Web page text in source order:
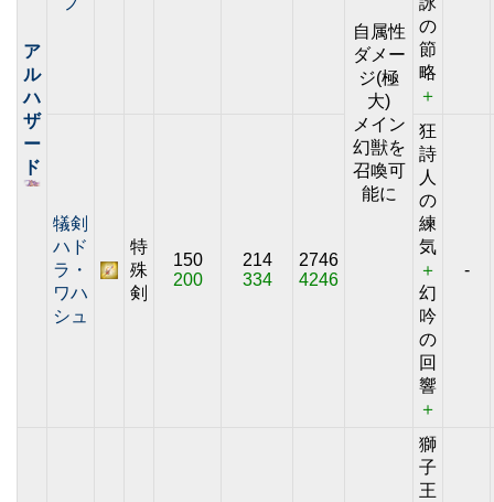
ア
ル
ハ
ザ
ー
ド
自属性
ダメー
ジ(極
大)
メイン
幻獣を
召喚可
能に
の
節
略
＋
犠剣
ハド
ラ・
ワハ
シュ
特
殊
剣
150
200
214
334
2746
4246
狂
詩
人
の
練
気
＋
幻
吟
の
回
響
＋
-
獅
子
王